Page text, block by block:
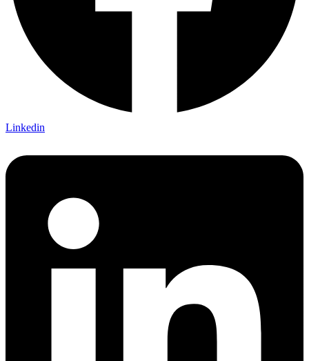
Linkedin